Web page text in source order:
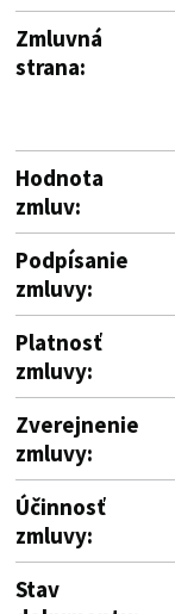
Zmluvná
strana:
Hodnota
zmluv:
Podpísanie
zmluvy:
Platnosť
zmluvy:
Zverejnenie
zmluvy:
Účinnosť
zmluvy:
Stav